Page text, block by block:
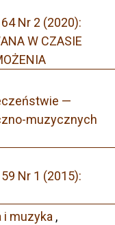
Nr 2 (2020):
W CZASIE
—
muzycznych
Nr 1 (2015):
i muzyka ,